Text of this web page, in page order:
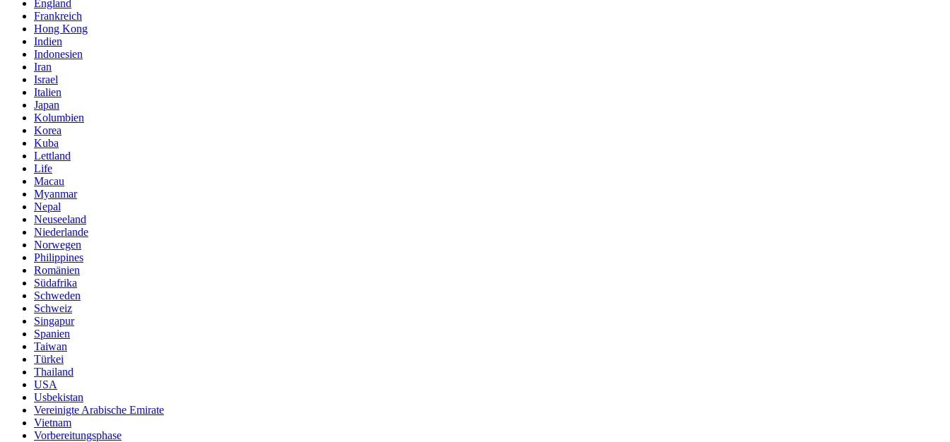
England
Frankreich
Hong Kong
Indien
Indonesien
Iran
Israel
Italien
Japan
Kolumbien
Korea
Kuba
Lettland
Life
Macau
Myanmar
Nepal
Neuseeland
Niederlande
Norwegen
Philippines
Romänien
Südafrika
Schweden
Schweiz
Singapur
Spanien
Taiwan
Türkei
Thailand
USA
Usbekistan
Vereinigte Arabische Emirate
Vietnam
Vorbereitungsphase